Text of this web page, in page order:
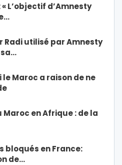
L’objectif d’Amnesty
Radi utilisé par Amnesty
Maroc a raison de ne
en Afrique : de la
bloqués en France:
de…